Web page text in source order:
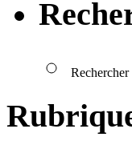
Rechercher